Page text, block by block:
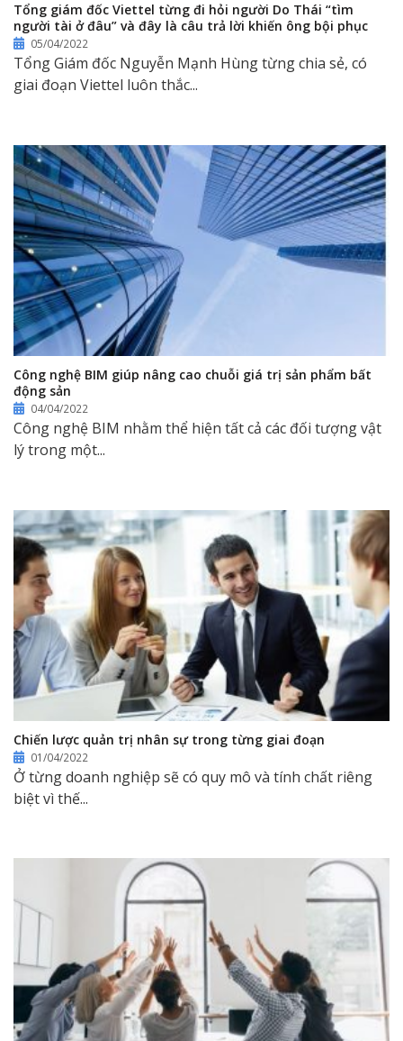
Tổng giám đốc Viettel từng đi hỏi người Do Thái “tìm
người tài ở đâu” và đây là câu trả lời khiến ông bội phục
05/04/2022
Tổng Giám đốc Nguyễn Mạnh Hùng từng chia sẻ, có
giai đoạn Viettel luôn thắc...
Công nghệ BIM giúp nâng cao chuỗi giá trị sản phẩm bất
động sản
04/04/2022
Công nghệ BIM nhằm thể hiện tất cả các đối tượng vật
lý trong một...
Chiến lược quản trị nhân sự trong từng giai đoạn
01/04/2022
Ở từng doanh nghiệp sẽ có quy mô và tính chất riêng
biệt vì thế...